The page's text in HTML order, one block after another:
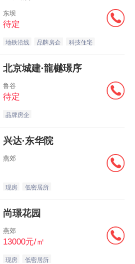
东坝
待定
地铁沿线 品牌房企 科技住宅
北京城建·龍樾璟序
鲁谷
待定
品牌房企
兴达·东华院
燕郊
现房 低密居所
尚璟花园
燕郊
13000元/㎡
现房 低密居所